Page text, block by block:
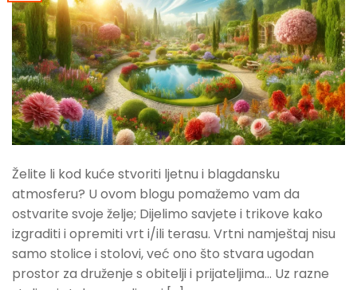
Želite li kod kuće stvoriti ljetnu i blagdansku
atmosferu? U ovom blogu pomažemo vam da
ostvarite svoje želje; Dijelimo savjete i trikove kako
izgraditi i opremiti vrt i/ili terasu. Vrtni namještaj nisu
samo stolice i stolovi, već ono što stvara ugodan
prostor za druženje s obitelji i prijateljima… Uz razne